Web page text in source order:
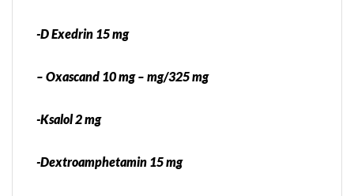
-D Exedrin 15 mg
– Oxascand 10 mg – mg/325 mg
-Ksalol 2 mg
-Dextroamphetamin 15 mg